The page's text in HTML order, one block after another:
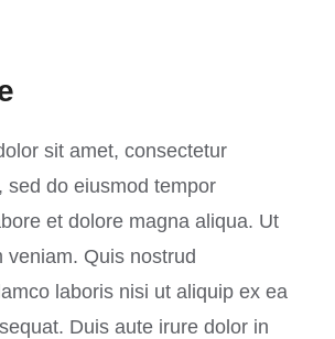
sit amet, consectetur
sed do eiusmod tempor
et dolore magna aliqua. Ut
veniam. Quis nostrud
laboris nisi ut aliquip ex ea
Duis aute irure dolor in